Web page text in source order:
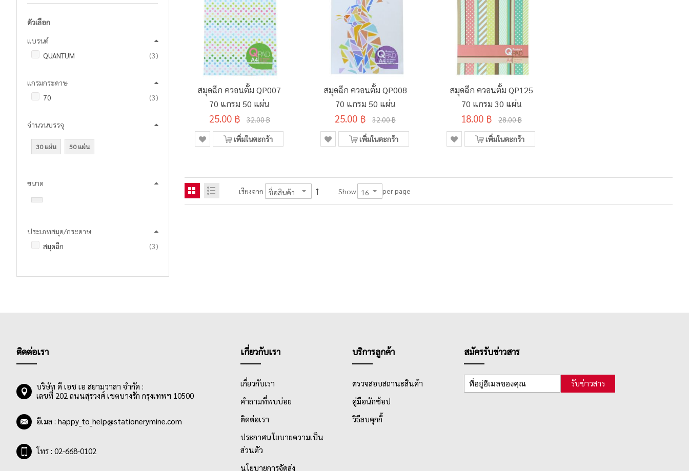
สมุดฉีก ควอนตั้ม QP007
70 แกรม 50 แผ่น
25.00 ฿ 32.00 ฿
เพิ่มในตะกร้า
สมุดฉีก ควอนตั้ม QP008
70 แกรม 50 แผ่น
25.00 ฿ 32.00 ฿
เพิ่มในตะกร้า
สมุดฉีก ควอนตั้ม QP125
70 แกรม 30 แผ่น
18.00 ฿ 28.00 ฿
เพิ่มในตะกร้า
เรียงจาก Show per page
ตัวเลือก
แบรนด์
QUANTUM
3รายการ
แกรมกระดาษ
70
3รายการ
จำนวนบรรจุ
30 แผ่น 50 แผ่น
ขนาด
ประเภทสมุด/กระดาษ
สมุดฉีก
3รายการ
ติดต่อเรา
บริษัท ดี เอช เอ สยามวาลา จำกัด :
เลขที่ 202 ถนนสุรวงศ์ เขตบางรัก กรุงเทพฯ 10500
อีเมล : happy_to_help@stationerymine.com
โทร : 02-668-0102
เกี่ยวกับเรา
เกี่ยวกับเรา
คำถามที่พบบ่อย
ติดต่อเรา
ประกาศนโยบายความเป็น
ส่วนตัว
นโยบายการจัดส่ง
บริการลูกค้า
ตรวจสอบสถานะสินค้า
คู่มือนักช้อป
วิธีลบคุกกี้
สมัครรับข่าวสาร
รับข่าวสาร